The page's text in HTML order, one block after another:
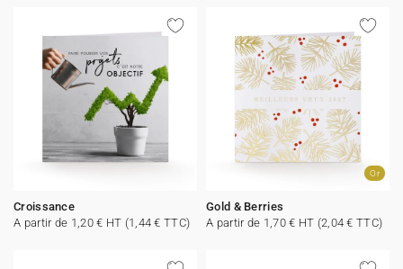
Croissance
A partir de 1,20 € HT (1,44 € TTC)
Or
Gold & Berries
A partir de 1,70 € HT (2,04 € TTC)